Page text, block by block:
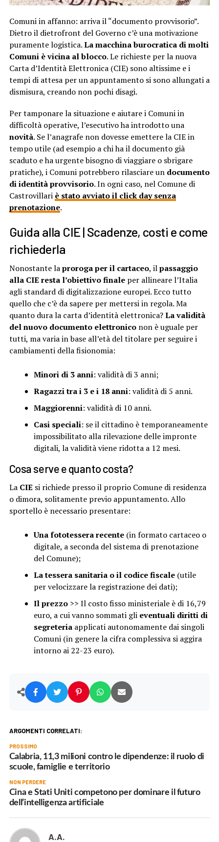
Comuni in affanno: arriva il “documento provvisorio”.
Dietro il dietrofront del Governo c’è una motivazione
puramente logistica.La macchina burocratica di molti
Comuni è vicina al blocco. Le richieste per la nuova
Carta d’Identità Elettronica (CIE) sono altissime e i
tempi di attesa per un appuntamento si sono allungati a
dismisura, creando non pochi disagi.
Per tamponare la situazione e aiutare i Comuni in
difficoltà operative, l’esecutivo ha introdotto una
novità. Se l’anagrafe non dovesse emettere la CIE in
tempo utile (ad esempio a chi ha il documento già
scaduto e ha urgente bisogno di viaggiare o sbrigare
pratiche), i Comuni potrebbero rilasciare undocumento
di identità provvisorio. In ogni caso, nel Comune di
Castrovillari è stato avviato il click day senza
prenotazione.
Guida alla CIE | Scadenze, costi e come
richiederla
Nonostante laproroga per il cartaceo, ilpassaggio
alla CIE resta l’obiettivo finaleper allineare l’Italia
agli standard di digitalizzazione europei. Ecco tutto
quello che c’è da sapere per mettersi in regola. Ma
quanto dura la carta d’identità elettronica?La validità
del nuovo documento elettroniconon è uguale per
tutti, ma varia in base all’età del titolare per seguire i
cambiamenti della fisionomia:
Minori di 3 anni: validità di 3 anni;
Ragazzi tra i 3 e i 18 anni: validità di 5 anni.
Maggiorenni: validità di 10 anni.
Casi speciali: se il cittadino è temporaneamente
impossibilitato alla rilevazione delle impronte
digitali, la validità viene ridotta a 12 mesi.
Cosa serve e quanto costa?
La CIE si richiede presso il proprio Comune di residenza
o dimora, solitamente previo appuntamento. Allo
sportello è necessario presentare:
Una fototessera recente(in formato cartaceo o
digitale, a seconda del sistema di prenotazione
del Comune);
La tessera sanitaria o il codice fiscale(utile
per velocizzare la registrazione dei dati);
Il prezzo>> Il costo fisso ministeriale è di 16,79
euro, a cui vanno sommati gli eventuali diritti di
segreteriaapplicati autonomamente dai singoli
Comuni (in genere la cifra complessiva si aggira
intorno ai 22-23 euro).
ARGOMENTI CORRELATI:
PROSSIMO
Calabria, 11,3 milioni contro le dipendenze: il ruolo di
scuole, famiglie e territorio
NON PERDERE
Cina e Stati Uniti competono per dominare il futuro
dell’intelligenza artificiale
A.A.